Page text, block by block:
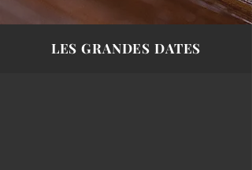
LES GRANDES DATES